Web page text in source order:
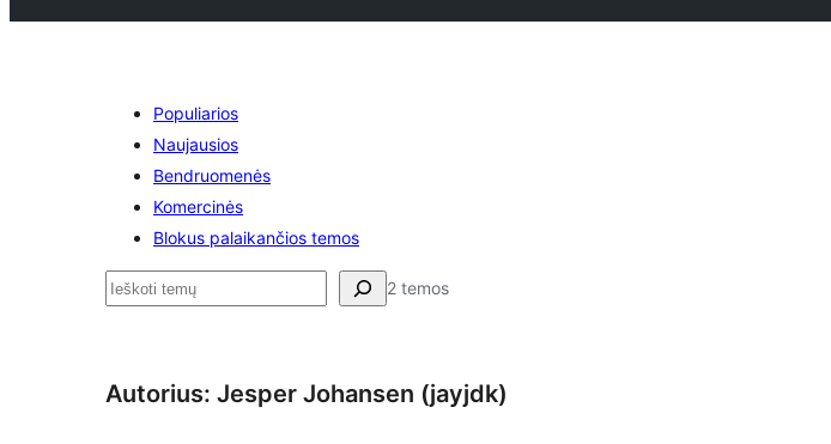
Populiarios
Naujausios
Bendruomenės
Komercinės
Blokus palaikančios temos
Paieška 2 temos
Autorius: Jesper Johansen (jayjdk)